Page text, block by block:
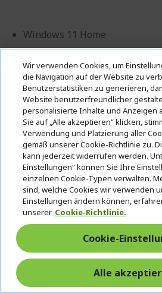
Windows 11 Home
Intel® Core™ i7-14700
16 GB, DDR5 SDRAM
1 TB SSD
Intel® UHD Graphics
Speicher
Tastatur und Maus nicht
Geschäftskunde? Hier
anfordern!
KONTAKTIEREN SIE UNS |
Wir verwenden Cookies, um
die Navigation auf der Website zu
Benutzerstatistiken zu generieren,
Website benutzerfreundlicher
personalisierte Inhalte und Anzeigen
Sie auf „Alle akzeptieren“ klicken,
Verwendung und Platzierung aller
gemäß unserer Cookie-Richtlinie zu.
kann jederzeit widerrufen werden.
Einstellungen“ können Sie Ihre
einzelnen Cookie-Typen verwalten.
sind, welche Cookies wir verwenden
Einstellungen ändern können,
unserer Cookie-Richtlinie.
Cookie-
Alle